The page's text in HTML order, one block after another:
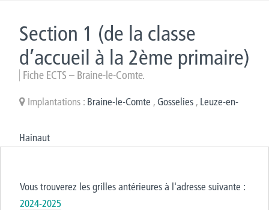
Presse
Rencontrez-nous
Inscriptions
Section 1 (de la classe
d’accueil à la 2ème primaire)
Fiche ECTS – Braine-le-Comte.
Implantations : Braine-le-Comte ,Gosselies , Leuze-en-
Hainaut
Vous trouverez les grilles antérieures à l'adresse suivante :
2024-2025